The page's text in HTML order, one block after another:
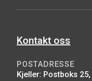
Kontakt oss
POSTADRESSE
Kjeller: Postboks